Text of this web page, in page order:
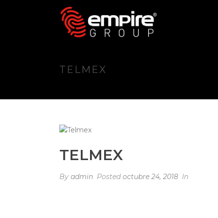
TELMEX
TELMEX
By admin Postedoctubre 24, 2018 In